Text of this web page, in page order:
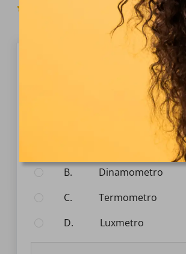
Metrologia
Quale strumento di misura
B.
Dinamometro
C.
Termometro
D.
Luxmetro